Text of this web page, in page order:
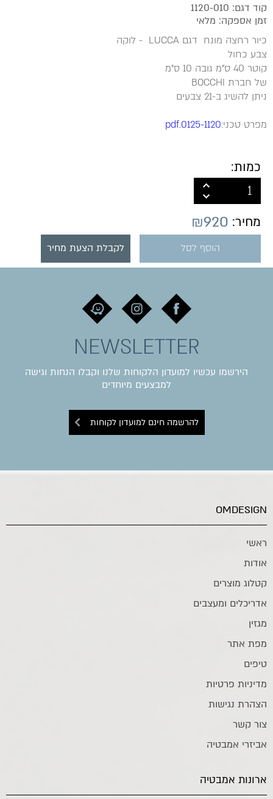
קוד דגם: 1120-010
זמן אספקה: מלאי
כיור רחצה מונח דגם LUCCA - לוקה
צבע כחול
קוטר 40 ס"מ גובה 10 ס"מ
של חברת BOCCHI
ניתן להשיג ב-21 צבעים
מפרט טכני:0125-1120.pdf
כמות:
מחיר: ₪920
הוסף לסל לקבלת הצעת מחיר
NEWSLETTER
הירשמו עכשיו למועדון הלקוחות שלנו וקבלו הנחות וגישה
למבצעים מיוחדים
להרשמה חינם למועדון לקוחות
OMDESIGN
ראשי
אודות
קטלוג מוצרים
אדריכלים ומעצבים
מגזין
מפת אתר
טיפים
מדיניות פרטיות
הצהרת נגישות
צור קשר
אביזרי אמבטיה
ארונות אמבטיה